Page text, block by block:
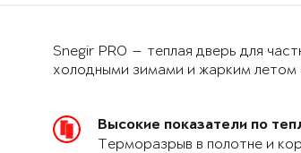
Snegir PRO — теплая дверь для
холодными зимами и жарким
Высокие показатели по
Терморазрыв в полотне и